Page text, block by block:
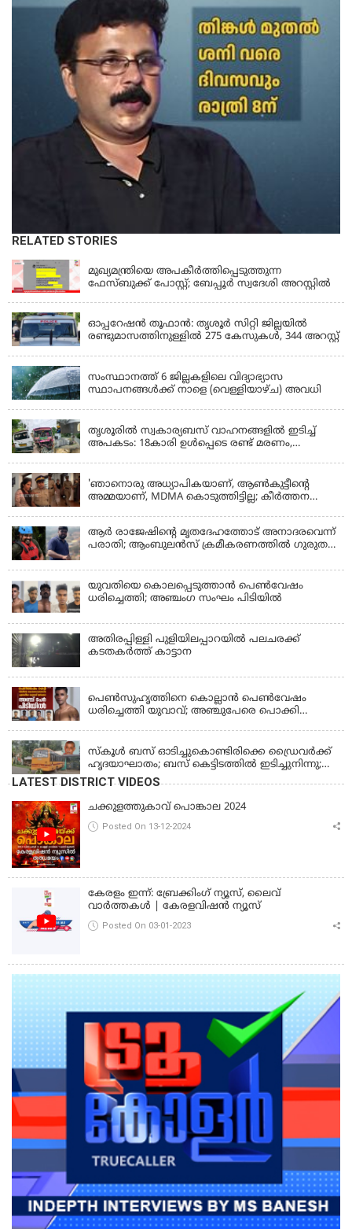
RELATED STORIES
KERALA
മുഖ്യമന്ത്രിയെ അപകീർത്തിപ്പെടുത്തുന്ന
ഫേസ്‌ബുക്ക് പോസ്റ്റ്; ബേപ്പൂർ സ്വദേശി അറസ്റ്റിൽ
ഓപ്പറേഷൻ തൂഫാൻ: തൃശൂർ സിറ്റി ജില്ലയിൽ
രണ്ടുമാസത്തിനുള്ളിൽ 275 കേസുകൾ, 344 അറസ്റ്റ്
സംസ്ഥാനത്ത് 6 ജില്ലകളിലെ വിദ്യാഭ്യാസ
സ്ഥാപനങ്ങൾക്ക് നാളെ (വെള്ളിയാഴ്ച) അവധി
തൃശൂരിൽ സ്വകാര്യബസ് വാഹനങ്ങളില്‍ ഇടിച്ച്
അപകടം: 18കാരി ഉൾപ്പെടെ രണ്ട് മരണം,
'ഞാനൊരു അധ്യാപികയാണ്, ആണ്‍കുട്ടീന്റെ
അമ്മയാണ്‌, MDMA കൊടുത്തിട്ടില്ല; കീർത്തന
ആര്‍ രാജേഷിന്റെ മൃതദേഹത്തോട് അനാദരവെന്ന്
പരാതി; ആംബുലന്‍സ് ക്രമീകരണത്തില്‍ ഗുരുതര
ഫ്രീസര്‍ സംവിധാനം ഇല്ലാതെയെന്നും ആരോപണം
യുവതിയെ കൊലപ്പെടുത്താൻ പെൺവേഷം
ധരിച്ചെത്തി; അഞ്ചംഗ സംഘം പിടിയിൽ
അതിരപ്പിള്ളി പുളിയിലപ്പാറയിൽ പലചരക്ക്
കടതകർത്ത് കാട്ടാന
പെണ്‍സുഹൃത്തിനെ കൊല്ലാന്‍ പെണ്‍വേഷം
ധരിച്ചെത്തി യുവാവ്; അഞ്ചുപേരെ പൊക്കി
സ്കൂൾ ബസ് ഓടിച്ചുകൊണ്ടിരിക്കെ ഡ്രൈവർക്ക്
ഹൃദയാഘാതം; ബസ് കെട്ടിടത്തിൽ ഇടിച്ചുനിന്നു;
ഡ്രൈവർ മരിച്ചു, രണ്ട് കുട്ടികൾക്ക് പരിക്ക്
LATEST DISTRICT VIDEOS
ചക്കുളത്തുകാവ് പൊങ്കാല 2024
Posted On 13-12-2024
കേരളം ഇന്ന്: ബ്രേക്കിംഗ് ന്യൂസ്, ലൈവ്
വാർത്തകൾ | കേരളവിഷൻ ന്യൂസ്
Posted On 03-01-2023